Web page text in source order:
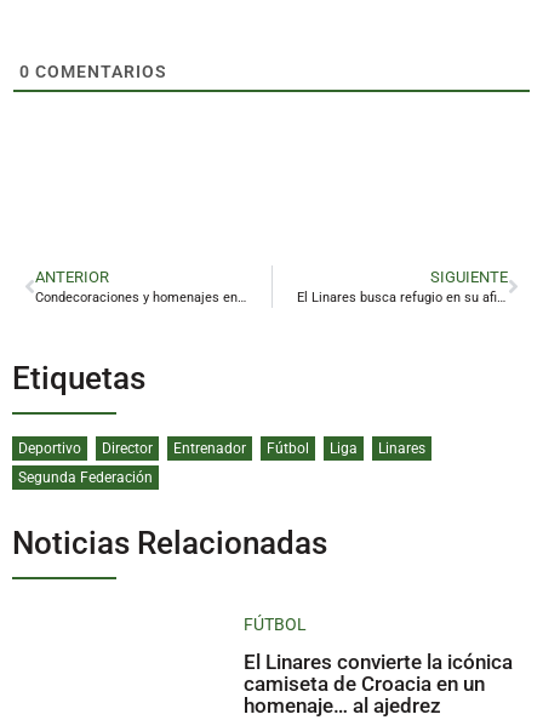
0 COMENTARIOS
ANTERIOR
Condecoraciones y homenajes en el día grande de la Policía Local de Linares
SIGUIENTE
El Linares busca refugio en su afición
Etiquetas
Deportivo Director Entrenador Fútbol Liga
Linares
Segunda Federación
Noticias Relacionadas
FÚTBOL
El Linares convierte la icónica
camiseta de Croacia en un
homenaje… al ajedrez